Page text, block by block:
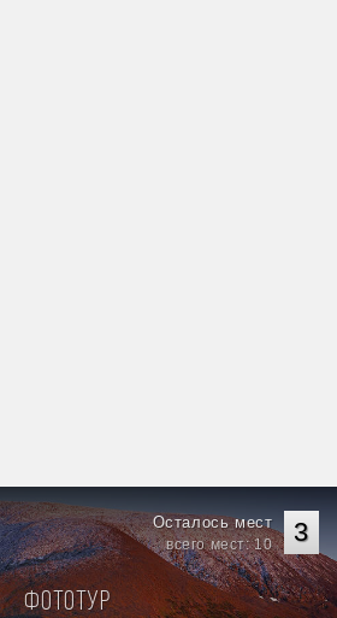
3
Осталось мест
всего мест: 10
Фототур